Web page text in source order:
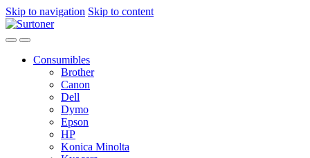
Skip to navigation Skip to content
Consumibles
Brother
Canon
Dell
Dymo
Epson
HP
Konica Minolta